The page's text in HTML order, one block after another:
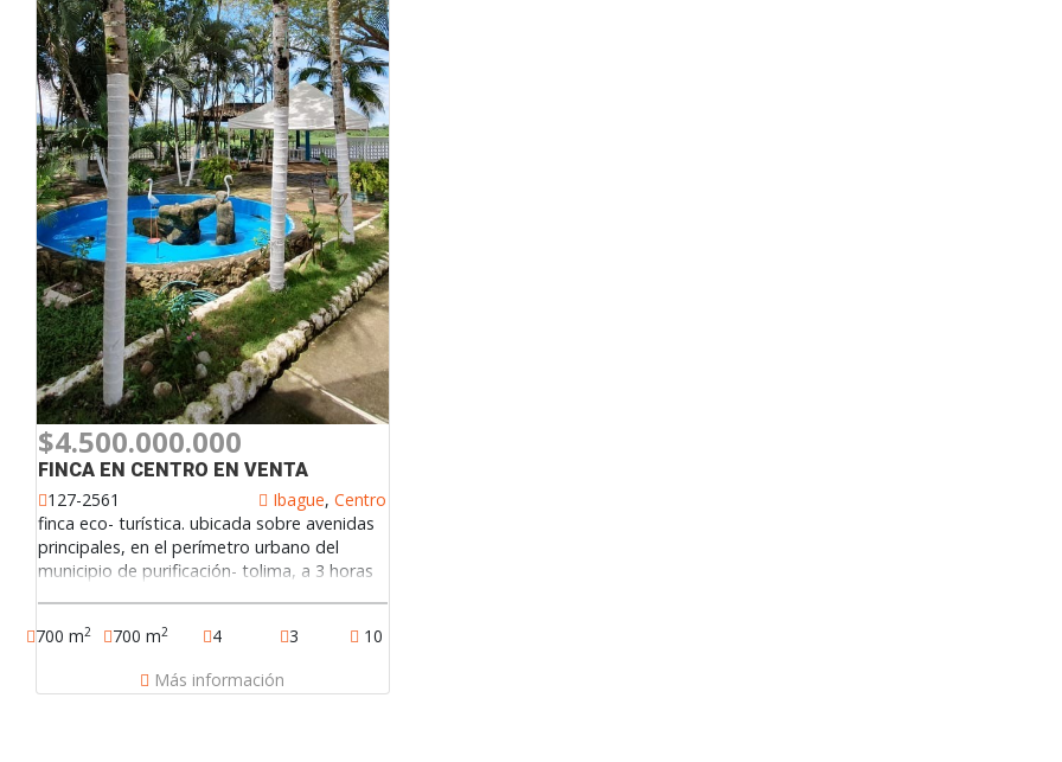
$4.500.000.000
FINCA EN CENTRO EN VENTA
127-2561
Ibague,Centro
finca eco- turística. ubicada sobre avenidas
principales, en el perímetro urbano del
municipio de purificación- tolima, a 3 horas
cascadas y nacimientos de agua, propios.
(190.000 m2). rodeada por barrios del
700 m2 700 m2 4 3
10
Más información